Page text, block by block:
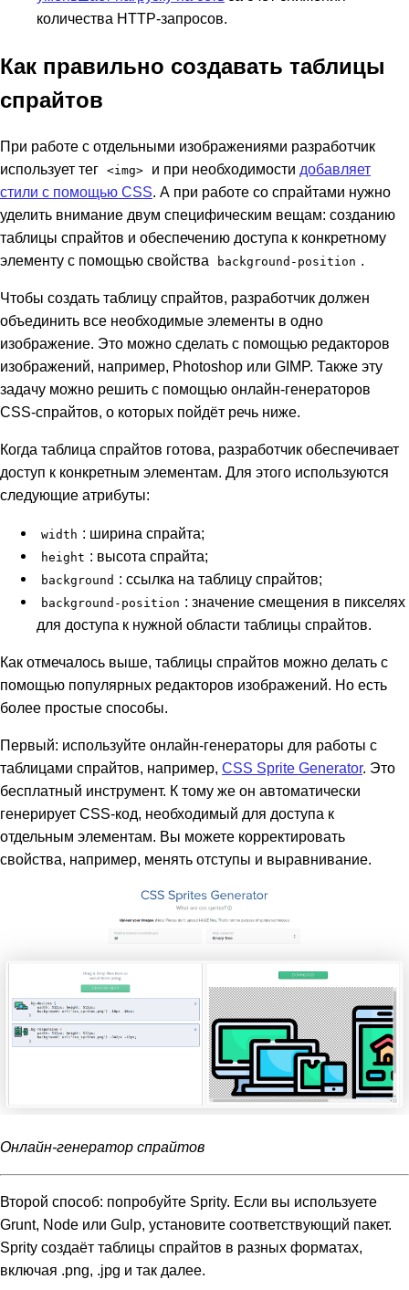
количества HTTP-запросов.
Как правильно создавать таблицы
спрайтов
При работе с отдельными изображениями разработчик
использует тег <img> и при необходимости добавляет
стили с помощью CSS. А при работе со спрайтами нужно
уделить внимание двум специфическим вещам: созданию
таблицы спрайтов и обеспечению доступа к конкретному
элементу с помощью свойства
background-position .
Чтобы создать таблицу спрайтов, разработчик должен
объединить все необходимые элементы в одно
изображение. Это можно сделать с помощью редакторов
изображений, например, Photoshop или GIMP. Также эту
задачу можно решить с помощью онлайн-генераторов
CSS-спрайтов, о которых пойдёт речь ниже.
Когда таблица спрайтов готова, разработчик обеспечивает
доступ к конкретным элементам. Для этого используются
следующие атрибуты:
width : ширина спрайта;
height : высота спрайта;
background : ссылка на таблицу спрайтов;
background-position : значение смещения в пикселях
для доступа к нужной области таблицы спрайтов.
Как отмечалось выше, таблицы спрайтов можно делать с
помощью популярных редакторов изображений. Но есть
более простые способы.
Первый: используйте онлайн-генераторы для работы с
таблицами спрайтов, например, CSS Sprite Generator. Это
бесплатный инструмент. К тому же он автоматически
генерирует CSS-код, необходимый для доступа к
отдельным элементам. Вы можете корректировать
свойства, например, менять отступы и выравнивание.
Онлайн-генератор спрайтов
Второй способ: попробуйте Sprity. Если вы используете
Grunt, Node или Gulp, установите соответствующий пакет.
Sprity создаёт таблицы спрайтов в разных форматах,
включая .png, .jpg и так далее.